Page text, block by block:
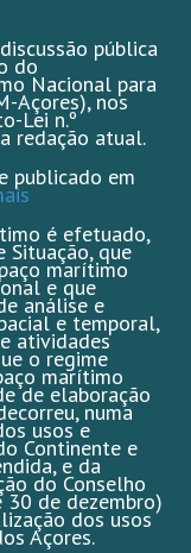
pública
do
Nacional para
Açores), nos
Lei n.º
redação atual.
publicado em
é efetuado,
Situação, que
marítimo
e que
análise e
e temporal,
atividades
o regime
marítimo
de elaboração
numa
usos e
Continente e
e da
do Conselho
de dezembro)
dos usos
Açores.